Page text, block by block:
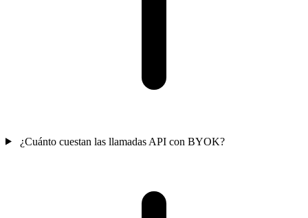
¿Cuánto cuestan las llamadas API con BYOK?